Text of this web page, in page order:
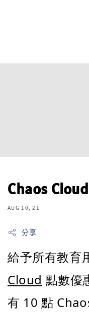
Chaos
AUG 10, 21
分享
給予所有教育
Cloud 點數優
有 10點